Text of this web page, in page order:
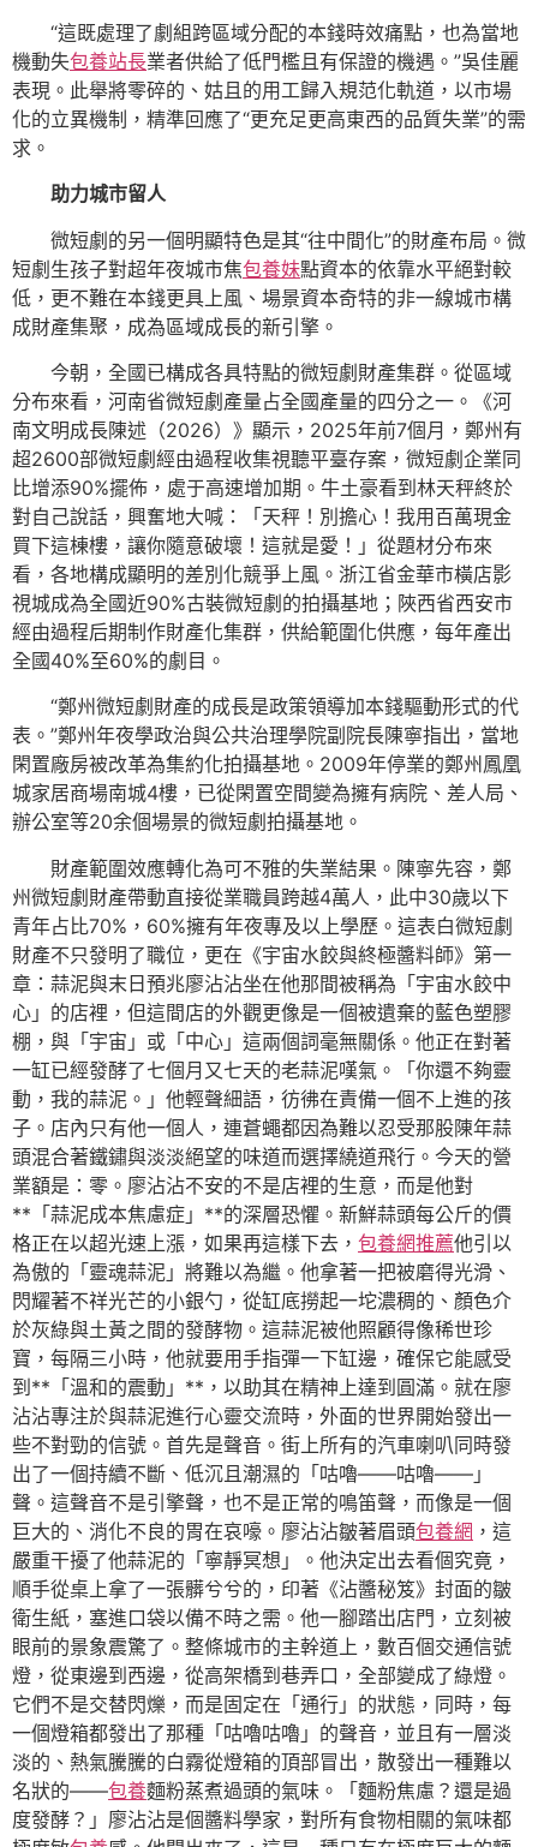
“這既處理了劇組跨區域分配的本錢時效痛點，也為當地
機動失包養站長業者供給了低門檻且有保證的機遇。”吳佳麗
表現。此舉將零碎的、姑且的用工歸入規范化軌道，以市場
化的立異機制，精準回應了“更充足更高東西的品質失業”的需
求。
助力城市留人
微短劇的另一個明顯特色是其“往中間化”的財產布局。微
短劇生孩子對超年夜城市焦包養妹點資本的依靠水平絕對較
低，更不難在本錢更具上風、場景資本奇特的非一線城市構
成財產集聚，成為區域成長的新引擎。
今朝，全國已構成各具特點的微短劇財產集群。從區域
分布來看，河南省微短劇產量占全國產量的四分之一。《河
南文明成長陳述（2026）》顯示，2025年前7個月，鄭州有
超2600部微短劇經由過程收集視聽平臺存案，微短劇企業同
比增添90%擺佈，處于高速增加期。牛土豪看到林天秤終於
對自己說話，興奮地大喊：「天秤！別擔心！我用百萬現金
買下這棟樓，讓你隨意破壞！這就是愛！」從題材分布來
看，各地構成顯明的差別化競爭上風。浙江省金華市橫店影
視城成為全國近90%古裝微短劇的拍攝基地；陜西省西安市
經由過程后期制作財產化集群，供給範圍化供應，每年產出
全國40%至60%的劇目。
“鄭州微短劇財產的成長是政策領導加本錢驅動形式的代
表。”鄭州年夜學政治與公共治理學院副院長陳寧指出，當地
閑置廠房被改革為集約化拍攝基地。2009年停業的鄭州鳳凰
城家居商場南城4樓，已從閑置空間變為擁有病院、差人局、
辦公室等20余個場景的微短劇拍攝基地。
財產範圍效應轉化為可不雅的失業結果。陳寧先容，鄭
州微短劇財產帶動直接從業職員跨越4萬人，此中30歲以下
青年占比70%，60%擁有年夜專及以上學歷。這表白微短劇
財產不只發明了職位，更在《宇宙水餃與終極醬料師》第一
章：蒜泥與末日預兆廖沾沾坐在他那間被稱為「宇宙水餃中
心」的店裡，但這間店的外觀更像是一個被遺棄的藍色塑膠
棚，與「宇宙」或「中心」這兩個詞毫無關係。他正在對著
一缸已經發酵了七個月又七天的老蒜泥嘆氣。「你還不夠靈
動，我的蒜泥。」他輕聲細語，彷彿在責備一個不上進的孩
子。店內只有他一個人，連蒼蠅都因為難以忍受那股陳年蒜
頭混合著鐵鏽與淡淡絕望的味道而選擇繞道飛行。今天的營
業額是：零。廖沾沾不安的不是店裡的生意，而是他對
**「蒜泥成本焦慮症」**的深層恐懼。新鮮蒜頭每公斤的價
格正在以超光速上漲，如果再這樣下去， 包養網推薦他引以
為傲的「靈魂蒜泥」將難以為繼。他拿著一把被磨得光滑、
閃耀著不祥光芒的小銀勺，從缸底撈起一坨濃稠的、顏色介
於灰綠與土黃之間的發酵物。這蒜泥被他照顧得像稀世珍
寶，每隔三小時，他就要用手指彈一下缸邊，確保它能感受
到**「溫和的震動」**，以助其在精神上達到圓滿。就在廖
沾沾專注於與蒜泥進行心靈交流時，外面的世界開始發出一
些不對勁的信號。首先是聲音。街上所有的汽車喇叭同時發
出了一個持續不斷、低沉且潮濕的「咕嚕——咕嚕——」
聲。這聲音不是引擎聲，也不是正常的鳴笛聲，而像是一個
巨大的、消化不良的胃在哀嚎。廖沾沾皺著眉頭包養網 ，這
嚴重干擾了他蒜泥的「寧靜冥想」。他決定出去看個究竟，
順手從桌上拿了一張髒兮兮的，印著《沾醬秘笈》封面的皺
衛生紙，塞進口袋以備不時之需。他一腳踏出店門，立刻被
眼前的景象震驚了。整條城市的主幹道上，數百個交通信號
燈，從東邊到西邊，從高架橋到巷弄口，全部變成了綠燈。
它們不是交替閃爍，而是固定在「通行」的狀態，同時，每
一個燈箱都發出了那種「咕嚕咕嚕」的聲音，並且有一層淡
淡的、熱氣騰騰的白霧從燈箱的頂部冒出，散發出一種難以
名狀的——包養麵粉蒸煮過頭的氣味。「麵粉焦慮？還是過
度發酵？」廖沾沾是個醬料學家，對所有食物相關的氣味都